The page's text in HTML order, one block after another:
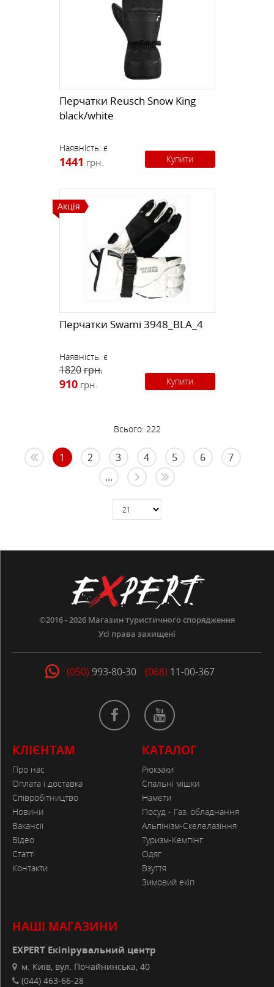
Перчатки Reusch Snow King
black/white
Наявність: є
1441 грн. Купити
Акція
Перчатки Swami 3948_BLA_4
Наявність: є
1820грн.
910 грн. Купити
Всього: 222
1 2 3 4 5 6
7
...
©2016 - 2026 Магазин туристичного спорядження
Усі права захищені
(050) 993-80-30 (068) 11-00-367
КЛІЄНТАМ
Про нас
Оплата і доставка
Співробітництво
Новини
Вакансії
Відео
Статті
Контакти
КАТАЛОГ
Рюкзаки
Спальні мішки
Намети
Посуд - Газ. обладнання
Альпінізм-Скелелазіння
Туризм-Кемпінг
Одяг
Взуття
Зимовий екіп
НАШІ МАГАЗИНИ
EXPERT Екіпірувальний центр
м. Київ, вул. Почайнинська, 40
(044) 463-66-28